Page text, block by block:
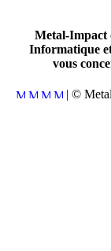
Metal-Impact
Informatique
vous
| ©